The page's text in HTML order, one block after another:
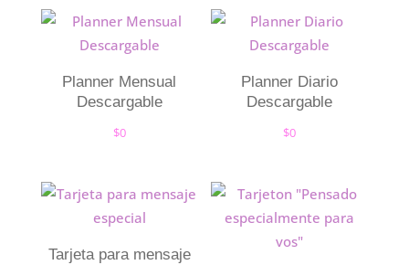
Planner Mensual
Descargable
$0
Planner Diario
Descargable
$0
Tarjeta para mensaje